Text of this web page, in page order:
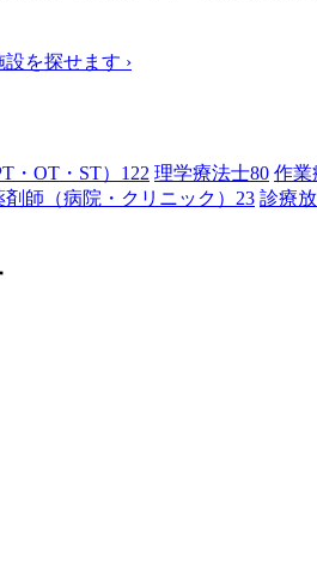
設を探せます ›
・OT・ST） 122 理学療法士80 作業
剤師（病院・クリニック） 23 診療